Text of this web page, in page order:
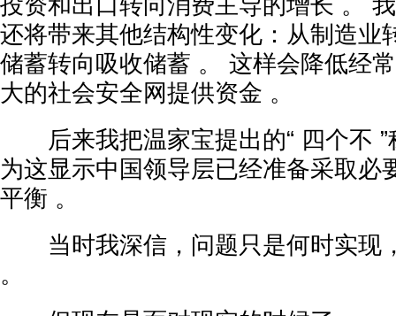
投资和出口转向消费主导的增长 。
还将带来其他结构性变化：从制造业
储蓄转向吸收储蓄 。 这样会降低经
大的社会安全网提供资金 。
后来我把温家宝提出的“ 四个不 ”
为这显示中国领导层已经准备采取必
平衡 。
当时我深信，问题只是何时实现
。